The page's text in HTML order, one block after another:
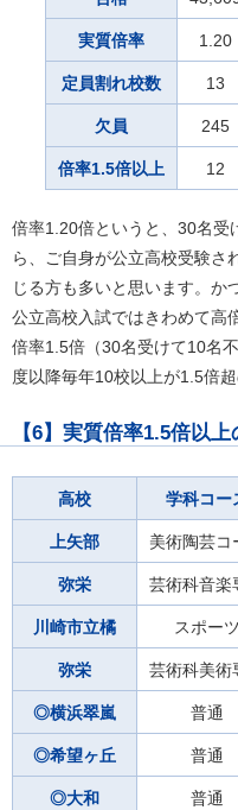
実質倍率 1.20
定員割れ校数 13
欠員 245
倍率1.5倍以上 12
倍率1.20倍というと、30名受
ら、ご自身が公立高校受験さ
じる方も多いと思います。か
公立高校入試ではきわめて高
倍率1.5倍（30名受けて10名
度以降毎年10校以上が1.5倍
【6】実質倍率1.5倍以
高校 学科コー
上矢部 美術陶芸コ
弥栄 芸術科音楽
川崎市立橘 スポーツ
弥栄 芸術科美術
◎横浜翠嵐 普通
◎希望ヶ丘 普通
◎大和 普通